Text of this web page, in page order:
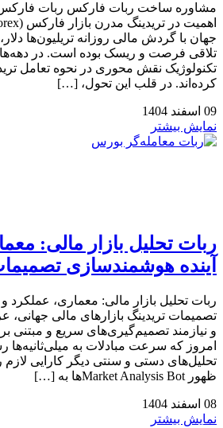
مشاوره ساخت ربات فارکس ربات
جهان با گردش مالی روزانه تریلیون‌ها
تلاقی فرصت و ریسک بوده است. در
تکنولوژیک نقش محوری در نحوه تعامل
کرده‌اند. در قلب این تحول، […]
09 اسفند 1404
نمایش بیشتر
ربات تحلیل بازار مالی:
آینده هوشمندسازی
ربات تحلیل بازار مالی: معماری، عملکرد
تصمیمات تریدینگ بازارهای مالی جهانی،
و نیازمند تصمیم‌گیری‌های سریع و مبتنی بر
امروز که سرعت مبادلات به میلی‌ثانیه‌ها
تحلیل‌های دستی و سنتی دیگر کارایی لازم
ظهور Market Analysis Botها به […]
08 اسفند 1404
نمایش بیشتر